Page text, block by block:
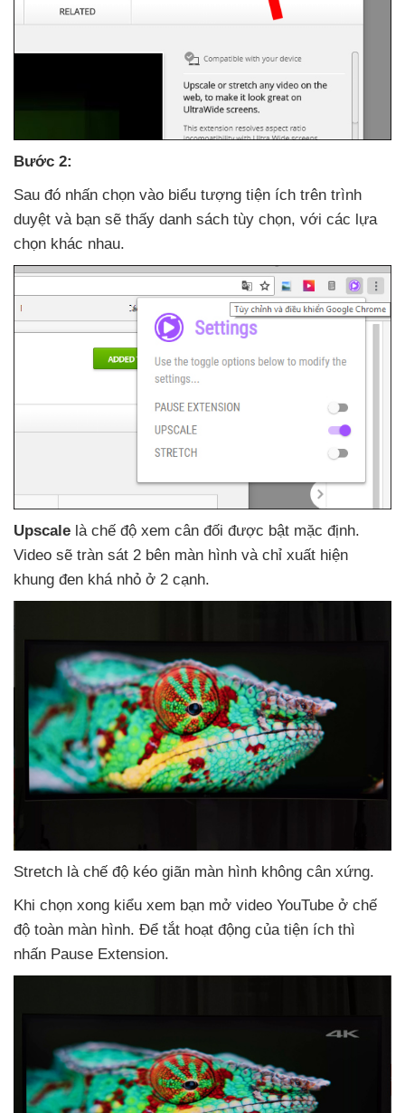
Bước 2:
Sau đó nhấn chọn vào biểu tượng tiện ích trên trình
duyệt và bạn sẽ thấy danh sách tùy chọn, với các lựa
chọn khác nhau.
Upscale là chế độ xem cân đối được bật mặc định.
Video sẽ tràn sát 2 bên màn hình và chỉ xuất hiện
khung đen khá nhỏ ở 2 cạnh.
Stretch là chế độ kéo giãn màn hình không cân xứng.
Khi chọn xong kiểu xem bạn mở video YouTube ở chế
độ toàn màn hình. Để tắt hoạt động của tiện ích thì
nhấn Pause Extension.